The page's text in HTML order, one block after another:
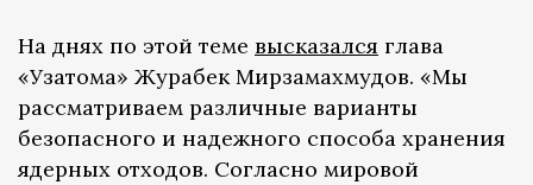
На днях по этой теме высказался глава
«Узатома» Журабек Мирзамахмудов. «Мы
рассматриваем различные варианты
безопасного и надежного способа хранения
ядерных отходов. Согласно мировой